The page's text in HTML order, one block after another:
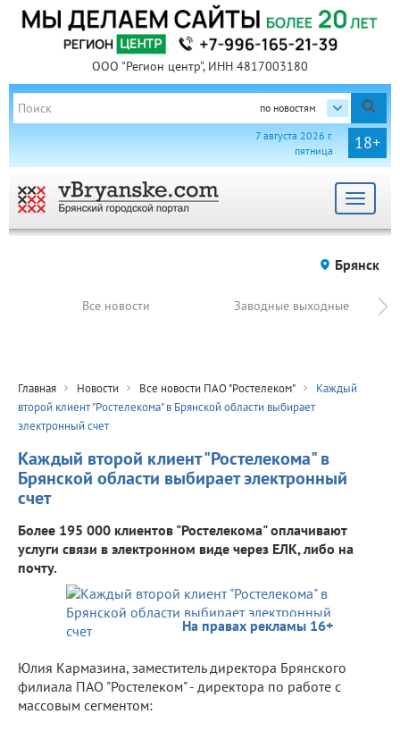
ООО "Регион центр", ИНН 4817003180
по новостям
18+
7 августа 2026 г.
пятница
Toggle
Брянск
Все новости Заводные выходные
Главная Новости Все новости ПАО "Ростелеком"
Каждый
второй клиент "Ростелекома" в Брянской области выбирает
электронный счет
Каждый второй клиент "Ростелекома" в
Брянской области выбирает электронный
счет
Более 195 000 клиентов "Ростелекома" оплачивают
услуги связи в электронном виде через ЕЛК, либо на
почту.
На правах рекламы 16+
Юлия Кармазина, заместитель директора Брянского
филиала ПАО "Ростелеком" - директора по работе с
массовым сегментом: